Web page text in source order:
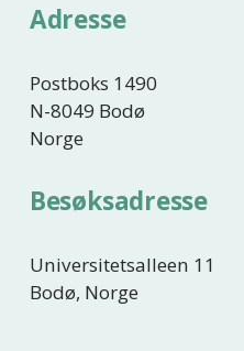
Adresse
Postboks 1490
N-8049 Bodø
Norge
Besøksadresse
Universitetsalleen 11
Bodø, Norge